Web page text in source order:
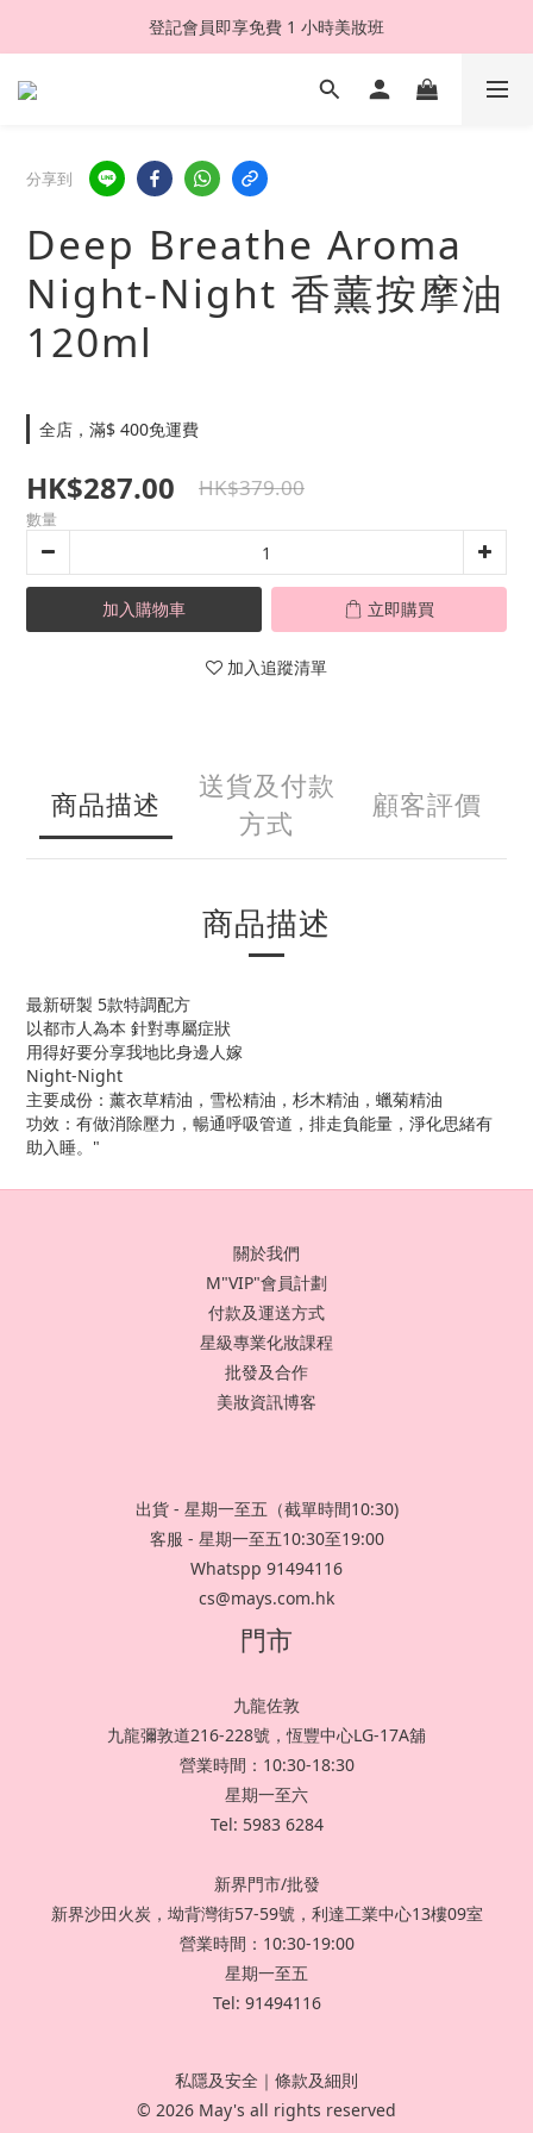
登記會員即享免費 1 小時美妝班
分享到
Deep Breathe Aroma
Night-Night 香薰按摩油
120ml
全店，滿$ 400免運費
HK$287.00 HK$379.00
數量
加入購物車 立即購買
加入追蹤清單
商品描述
送貨及付款
方式
顧客評價
商品描述
最新研製 5款特調配方
以都市人為本 針對專屬症狀
用得好要分享我地比身邊人嫁
Night-Night
主要成份：薰衣草精油，雪松精油，杉木精油，蠟菊精油
功效：有做消除壓力，暢通呼吸管道，排走負能量，淨化思緒有
助入睡。"
關於我們
M"VIP"會員計劃
付款及運送方式
星級專業化妝課程
批發及合作
美妝資訊博客
出貨 - 星期一至五（截單時間10:30)
客服 - 星期一至五10:30至19:00
Whatspp 91494116
cs@mays.com.hk
門市
九龍佐敦
九龍彌敦道216-228號，恆豐中心LG-17A舖
營業時間：10:30-18:30
星期一至六
Tel: 5983 6284
新界門市/批發
新界沙田火炭，坳背灣街57-59號，利達工業中心13樓09室
營業時間：10:30-19:00
星期一至五
Tel: 91494116
私隱及安全 ｜ 條款及細則
© 2026 May's all rights reserved